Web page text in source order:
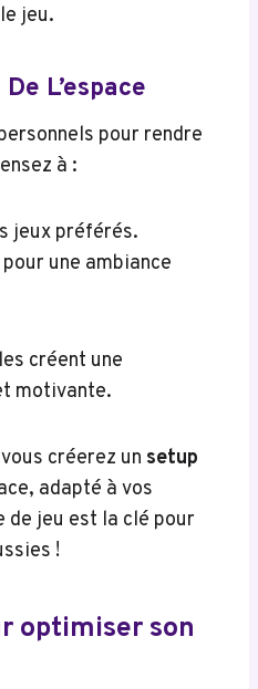
jeu.
L’espace
pour rendre
à :
jeux préférés.
pour une ambiance
créent une
motivante.
créerez un setup
adapté à vos
de jeu est la clé pour
!
optimiser son